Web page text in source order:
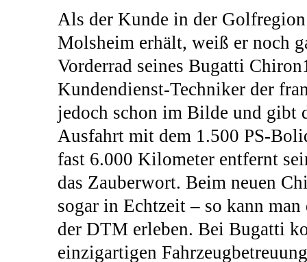
Als der Kunde in der
Molsheim erhält, weiß er noch
Vorderrad seines Bugatti
Kundendienst-Techniker der
jedoch schon im Bilde und gibt
Ausfahrt mit dem 1.500 PS-
fast 6.000 Kilometer entfernt
das Zauberwort. Beim neuen
sogar in Echtzeit – so kann
der DTM erleben. Bei Bugatti
einzigartigen